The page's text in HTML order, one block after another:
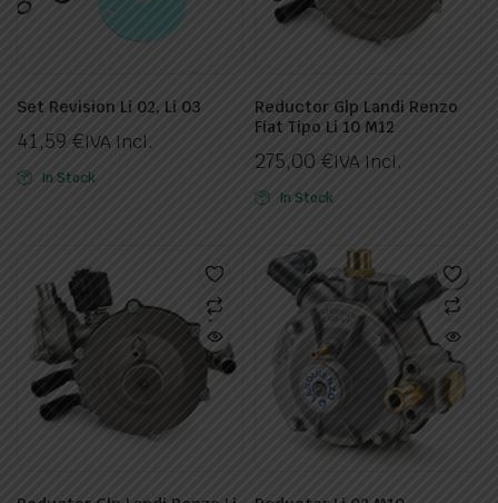
Set Revision Li 02, Li 03
41,59 €IVA Incl.
In Stock
Reductor Glp Landi Renzo
Fiat Tipo Li 10 M12
275,00 €IVA Incl.
In Stock